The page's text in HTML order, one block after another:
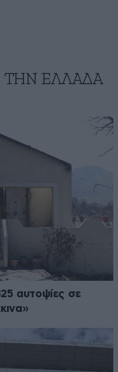
ΤΗΝ ΕΛΛΑΔΑ
αυτοψίες σε